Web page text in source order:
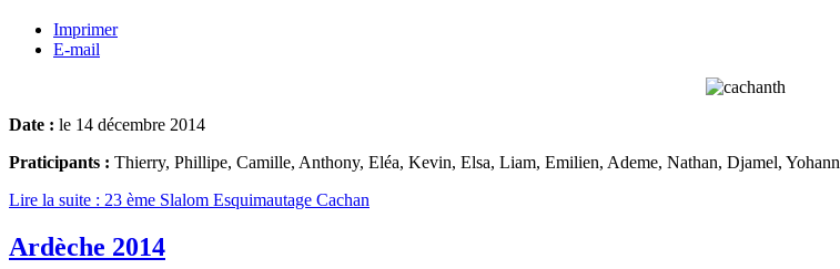
Imprimer
E-mail
Date : le 14 décembre 2014
Praticipants : Thierry, Phillipe, Camille, Anthony, Eléa, Kevin, Elsa, Liam, Emilien, Ademe, Nathan, Djamel, Yohann
Lire la suite : 23 ème Slalom Esquimautage Cachan
Ardèche 2014